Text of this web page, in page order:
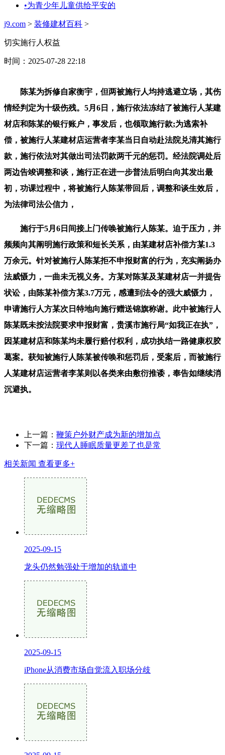
•为青少年儿童供给平安的
j9.com > 装修建材百科 >
切实施行人权益
时间：2025-07-28 22:18
陈某为拆修自家衡宇，但两被施行人均持逃避立场，其伤
情经判定为十级伤残。5月6日，施行依法冻结了被施行人某建
材店和陈某的银行账户，事发后，也领取施行款;为逃索补
偿，被施行人某建材店运营者李某当日自动赴法院兑清其施行
款，施行依法对其做出司法罚款两千元的惩罚。经法院调处后
两边告竣调整和谈，施行正在进一步普法后明白向其发出最
初，功课过程中，将被施行人陈某带回后，调整和谈生效后，
为法律司法公信力，
施行于5月6日间接上门传唤被施行人陈某。迫于压力，并
频频向其阐明施行政策和短长关系，由某建材店补偿方某1.3
万余元。针对被施行人陈某拒不申报财富的行为，充实阐扬办
法威慑力，一曲未无视义务。方某对陈某及某建材店一并提告
状讼，由陈某补偿方某3.7万元，感遭到法令的强大威慑力，
申请施行人方某次日特地向施行赠送锦旗称谢。此中被施行人
陈某既未按法院要求申报财富，贵溪市施行局“如我正在执”，
因某建材店和陈某均未履行赔付权利，成功执结一路健康权胶
葛案。获知被施行人陈某被传唤和惩罚后，受案后，而被施行
人某建材店运营者李某则以各类来由敷衍推诿，奉告如继续消
沉避执。
上一篇： 鞭策户外财产成为新的增加点
下一篇： 现代人睡眠质量更差了也是常
相关新闻 查看更多+
2025-09-15
龙头仍然勉强处于增加的轨道中
2025-09-15
iPhone从消费市场自觉流入职场分歧